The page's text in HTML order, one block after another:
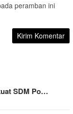
peramban ini
SDM Po…